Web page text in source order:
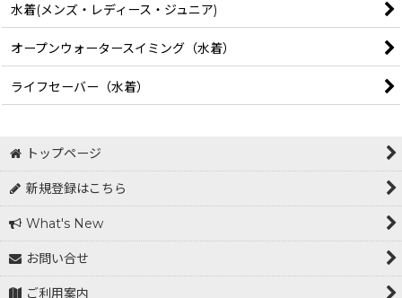
水着(メンズ・レディース・ジュニア)
オープンウォータースイミング（水着）
ライフセーバー（水着）
トップページ
新規登録はこちら
What's New
お問い合せ
ご利用案内